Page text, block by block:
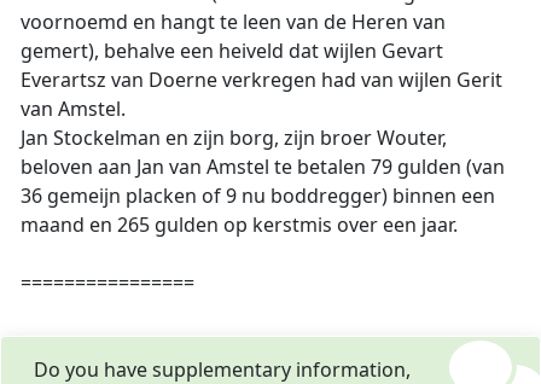
voornoemd en hangt te leen van de Heren van
gemert), behalve een heiveld dat wijlen Gevart
Everartsz van Doerne verkregen had van wijlen Gerit
van Amstel.
Jan Stockelman en zijn borg, zijn broer Wouter,
beloven aan Jan van Amstel te betalen 79 gulden (van
36 gemeijn placken of 9 nu boddregger) binnen een
maand en 265 gulden op kerstmis over een jaar.
================
Do you have supplementary information,